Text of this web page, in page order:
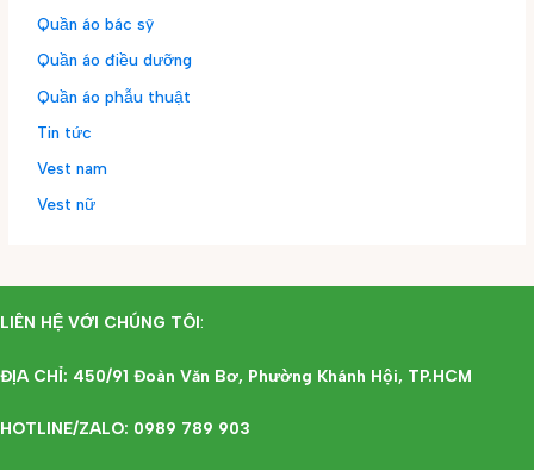
Quần áo bác sỹ
Quần áo điều dưỡng
Quần áo phẫu thuật
Tin tức
Vest nam
Vest nữ
LIÊN HỆ VỚI CHÚNG TÔI:
ĐỊA CHỈ: 450/91 Đoàn Văn Bơ, Phường Khánh Hội, TP.HCM
HOTLINE/ZALO: 0989 789 903